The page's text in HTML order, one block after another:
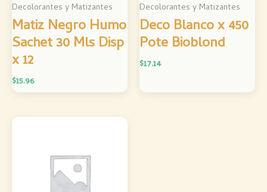
Decolorantes y Matizantes
Matiz Negro Humo
Sachet 30 Mls Disp
x 12
$15.96
Decolorantes y Matizantes
Deco Blanco x 450
Pote Bioblond
$17.14